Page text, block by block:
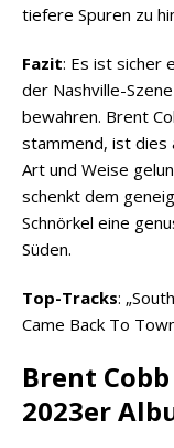
tiefere Spuren zu
Fazit: Es ist sicher
der Nashville-
bewahren. Brent
stammend, ist dies
Art und Weise
schenkt dem
Schnörkel eine
Süden.
Top-Tracks:
Came Back To
Brent
2023er